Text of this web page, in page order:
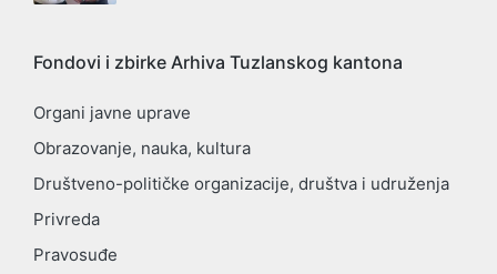
Fondovi i zbirke Arhiva Tuzlanskog kantona
Organi javne uprave
Obrazovanje, nauka, kultura
Društveno-političke organizacije, društva i udruženja
Privreda
Pravosuđe